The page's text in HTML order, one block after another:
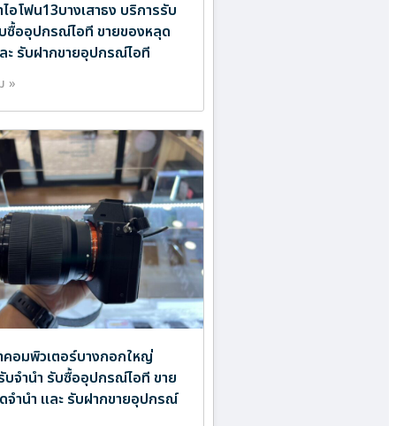
อโฟน13บางเสาธง บริการรับ
ซื้ออุปกรณ์ไอที ขายของหลุด
ะ รับฝากขายอุปกรณ์ไอที
»
คอมพิวเตอร์บางกอกใหญ่
บจำนำ รับซื้ออุปกรณ์ไอที ขาย
จำนำ และ รับฝากขายอุปกรณ์